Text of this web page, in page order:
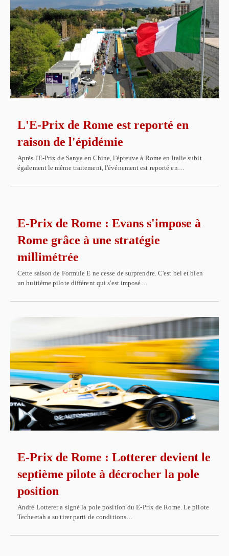
L'E-Prix de Rome est reporté en
raison de l'épidémie
Après l'E-Prix de Sanya en Chine, l'épreuve à Rome en Italie subit
également le même traitement, l'événement est reporté en…
E-Prix de Rome : Evans s'impose à
Rome grâce à une stratégie
millimétrée
Cette saison de Formule E ne cesse de surprendre. C'est bel et bien
un huitième pilote différent qui s'est imposé…
E-Prix de Rome : Lotterer devient le
septième pilote à décrocher la pole
position
André Lotterer a signé la pole position du E-Prix de Rome. Le pilote
Techeetah a su tirer parti de conditions…